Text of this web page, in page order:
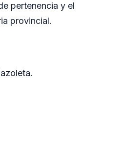
pertenencia y el
provincial.